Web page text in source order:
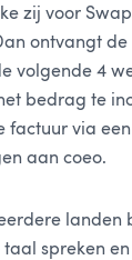
zij voor
ontvangt
volgende 4
bedrag te
factuur via
aan coeo.
landen
spreken